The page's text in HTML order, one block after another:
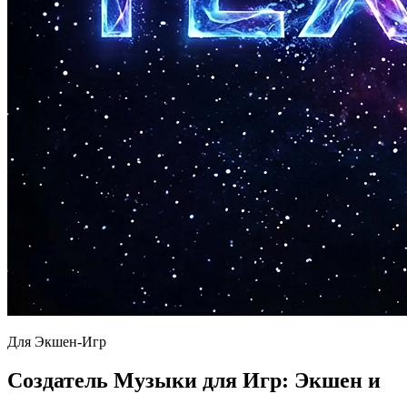
Для Экшен-Игр
Создатель Музыки для Игр: Экшен и